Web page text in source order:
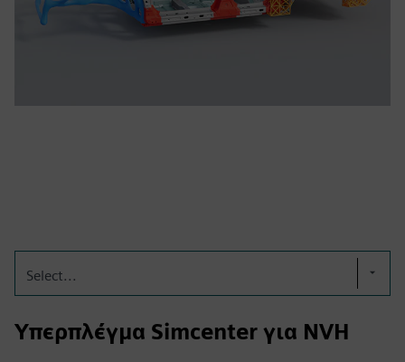
Select...
Υπερπλέγμα Simcenter για NVH